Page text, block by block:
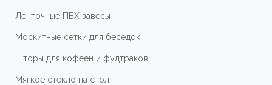
Ленточные ПВХ завесы
Москитные сетки для беседок
Шторы для кофеен и фудтраков
Мягкое стекло на стол